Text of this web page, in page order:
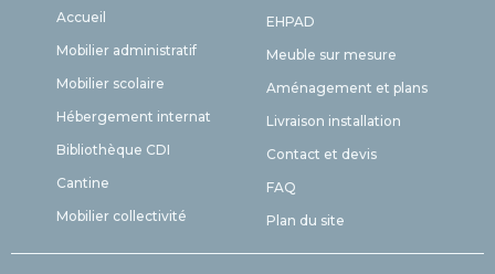
Accueil
Mobilier administratif
Mobilier scolaire
Hébergement internat
Bibliothèque CDI
Cantine
Mobilier collectivité
EHPAD
Meuble sur mesure
Aménagement et plans
Livraison installation
Contact et devis
FAQ
Plan du site